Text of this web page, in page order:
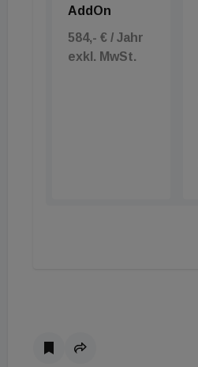
AddOn
584,- € / Jahr
exkl. MwSt.